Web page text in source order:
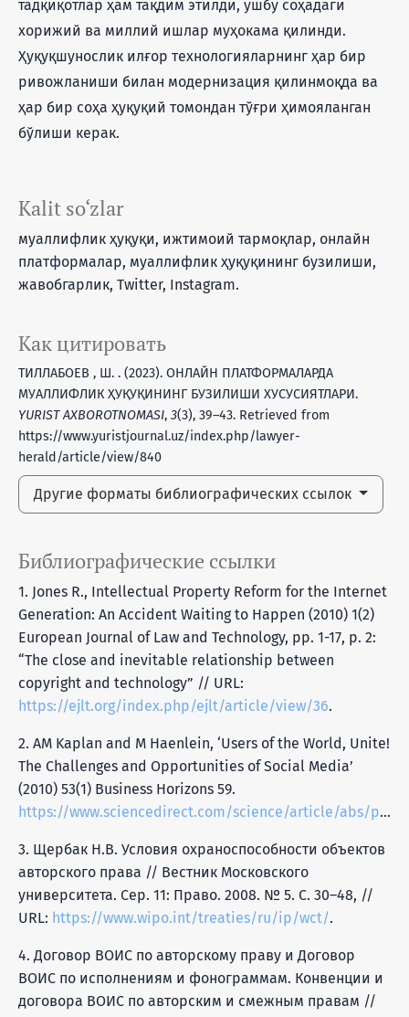
Kalit so‘zlar
муаллифлик ҳуқуқи, ижтимоий тармоқлар, онлайн
платформалар, муаллифлик ҳуқуқининг бузилиши,
жавобгарлик, Twitter, Instagram.
Как цитировать
ТИЛЛАБОЕВ , Ш. . (2023). ОНЛАЙН ПЛАТФОРМАЛАРДА
МУАЛЛИФЛИК ҲУҚУҚИНИНГ БУЗИЛИШИ ХУСУСИЯТЛАРИ.
YURIST AXBOROTNOMASI, 3(3), 39–43. Retrieved from
https://www.yuristjournal.uz/index.php/lawyer-
herald/article/view/840
Другие форматы библиографических ссылок
тадқиқотлар ҳам тақдим этилди, ушбу соҳадаги
хорижий ва миллий ишлар муҳокама қилинди.
Ҳуқуқшунослик илғор технологияларнинг ҳар бир
ривожланиши билан модернизация қилинмоқда ва
ҳар бир соҳа ҳуқуқий томондан тўғри ҳимояланган
бўлиши керак.
Библиографические ссылки
1. Jones R., Intellectual Property Reform for the Internet
Generation: An Accident Waiting to Happen (2010) 1(2)
European Journal of Law and Technology, pp. 1-17, p. 2:
“The close and inevitable relationship between
copyright and technology” // URL:
https://ejlt.org/index.php/ejlt/article/view/36.
2. AM Kaplan and M Haenlein, ‘Users of the World, Unite!
The Challenges and Opportunities of Social Media’
(2010) 53(1) Business Horizons 59.
https://www.sciencedirect.com/science/article/abs/pii/S0007681309001232
3. Щербак Н.В. Условия охраноспособности объектов
авторского права // Вестник Московского
университета. Сер. 11: Право. 2008. № 5. С. 30–48, //
URL: https://www.wipo.int/treaties/ru/ip/wct/.
4. Договор ВОИС по авторскому праву и Договор
ВОИС по исполнениям и фонограммам. Конвенции и
договора ВОИС по авторским и смежным правам //